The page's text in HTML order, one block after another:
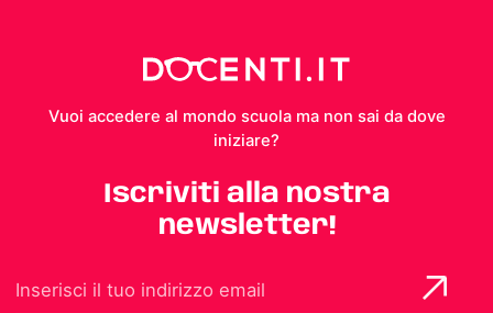
Vuoi accedere al mondo scuola ma non sai da dove
iniziare?
Iscriviti alla nostra
newsletter!